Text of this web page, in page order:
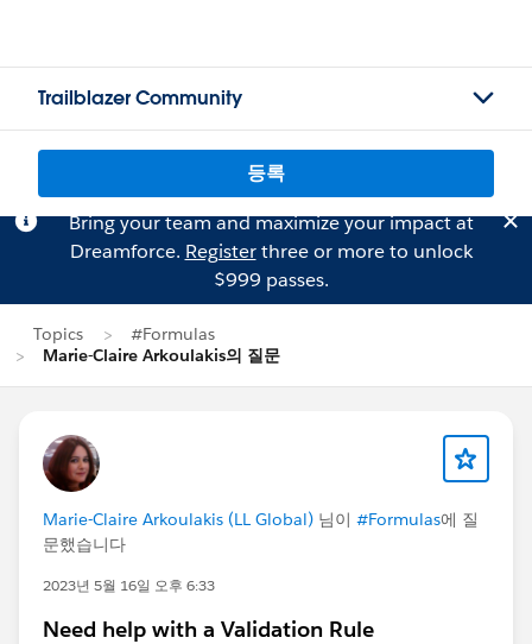
Trailblazer Community
등록
Bring your team and maximize your impact at
Dreamforce. Registerthree or more to unlock
$999 passes.
Topics
#Formulas
Marie-Claire Arkoulakis의 질문
Marie-Claire Arkoulakis (LL Global) 님이 #Formulas에 질
문했습니다
2023년 5월 16일 오후 6:33
Need help with a Validation Rule